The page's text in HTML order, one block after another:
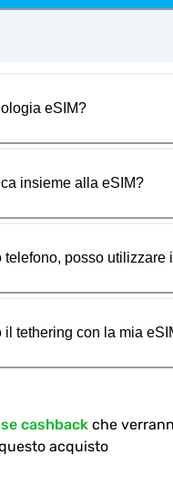
eSIM?
insieme alla eSIM?
posso utilizzare
tethering con la mia
cashback che
acquisto